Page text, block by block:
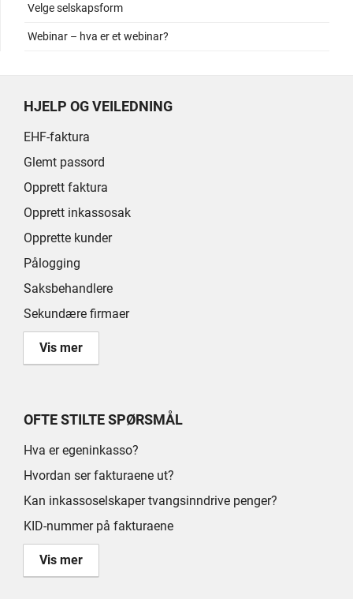
Velge selskapsform
Webinar – hva er et webinar?
HJELP OG VEILEDNING
EHF-faktura
Glemt passord
Opprett faktura
Opprett inkassosak
Opprette kunder
Pålogging
Saksbehandlere
Sekundære firmaer
Vis mer
OFTE STILTE SPØRSMÅL
Hva er egeninkasso?
Hvordan ser fakturaene ut?
Kan inkassoselskaper tvangsinndrive penger?
KID-nummer på fakturaene
Vis mer